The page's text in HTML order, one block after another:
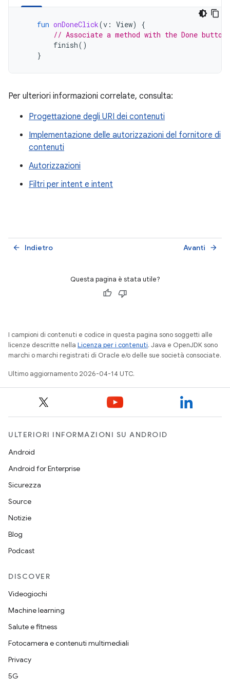
fun onDoneClick(v : View)
{
// Associate a method with the Done button
finish()
}
Per ulteriori informazioni correlate, consulta:
Progettazione degli URI dei contenuti
Implementazione delle autorizzazioni del fornitore di
contenuti
Autorizzazioni
Filtri per intent e intent
Indietro
arrow_back Avanti arrow_forward
Questa pagina è stata utile?
I campioni di contenuti e codice in questa pagina sono soggetti alle
licenze descritte nella Licenza per i contenuti. Java e OpenJDK sono
marchi o marchi registrati di Oracle e/o delle sue società consociate.
Ultimo aggiornamento 2026-04-14 UTC.
ULTERIORI INFORMAZIONI SU ANDROID
Android
Android for Enterprise
Sicurezza
Source
Notizie
Blog
Podcast
DISCOVER
Videogiochi
Machine learning
Salute e fitness
Fotocamera e contenuti multimediali
Privacy
5G